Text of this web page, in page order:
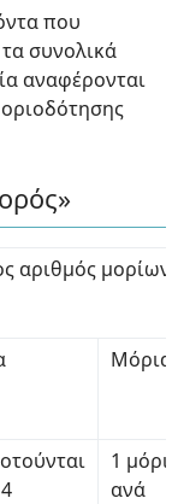
που
συνολικά
αναφέρονται
αριθμός μορίων
Μόρια
1
ανά